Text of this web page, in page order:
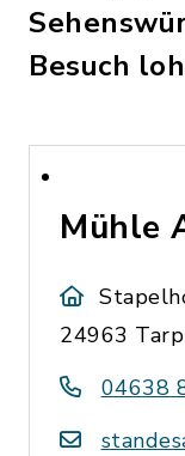
Besuch
Mühle
24963 Tarp
04638